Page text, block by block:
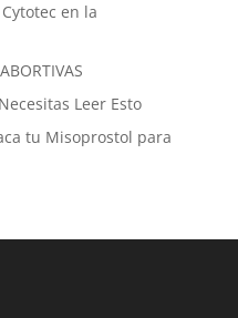
en la
Leer Esto
tu Misoprostol para